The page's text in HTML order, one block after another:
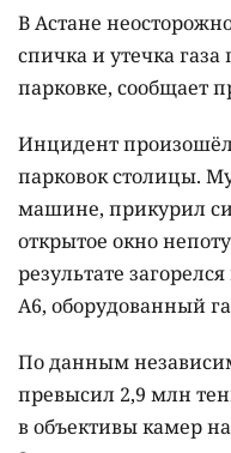
В Астане
спичка и утечка
парковке, сообщает
Инцидент произошёл
парковок столицы.
машине, прикурил
открытое окно
результате
A6, оборудованный
По данным
превысил 2,9 млн
в объективы камер